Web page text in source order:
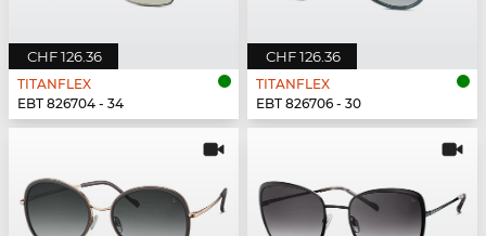
CHF 126.36
TITANFLEX
EBT 826704 - 34
CHF 126.36
TITANFLEX
EBT 826706 - 30